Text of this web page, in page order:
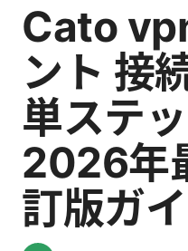
Cato
ント 接
単ステ
2026年
訂版ガ